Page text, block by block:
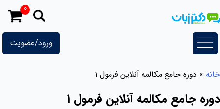
به
ورود/عضویت
0
خانه » دوره جامع مکالمه آنلاین فرمول ۱
دوره جامع مکالمه آنلاین فرمول ۱